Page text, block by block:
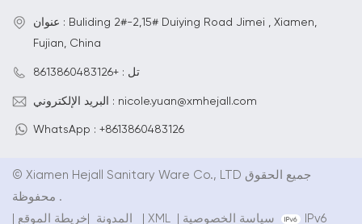
عنوان : Buliding 2#-2,15# Duiying Road Jimei , Xiamen,
Fujian, China
تل : +8613860483126
البريد الإلكتروني : nicole.yuan@xmhejall.com
WhatsApp : +8613860483126
© Xiamen Hejall Sanitary Ware Co., LTD جميع الحقوق
محفوظة .
المدونة XML سياسة الخصوصية IPv6